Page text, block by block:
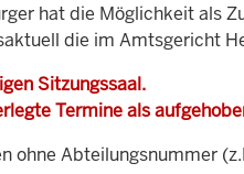
hat die Möglichkeit als
die im Amtsgericht
Sitzungssaal.
Termine als
ohne Abteilungsnummer